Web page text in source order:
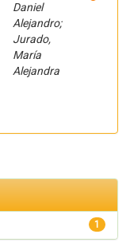
Daniel
Alejandro;
Jurado,
María
Alejandra
1